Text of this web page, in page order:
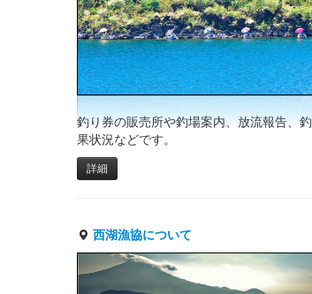
釣り券の販売所や釣場案内、放流報告、釣
果状況などです。
詳細
西湖漁協について